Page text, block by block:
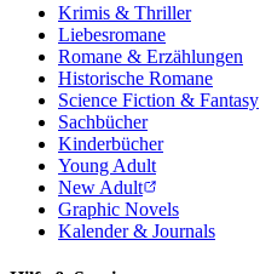
Krimis & Thriller
Liebesromane
Romane & Erzählungen
Historische Romane
Science Fiction & Fantasy
Sachbücher
Kinderbücher
Young Adult
New Adult
Graphic Novels
Kalender & Journals